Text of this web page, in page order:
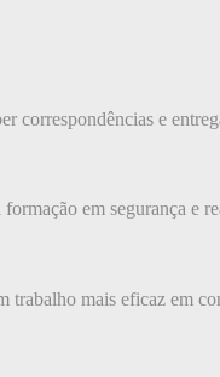
e
em segurança e
mais eficaz em